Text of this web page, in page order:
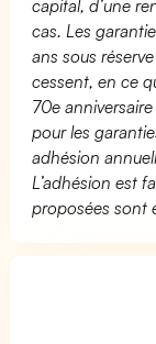
capital, d’une
cas. Les
ans sous
cessent, en ce
70e
pour les
adhésion
L’adhésion est
proposées sont